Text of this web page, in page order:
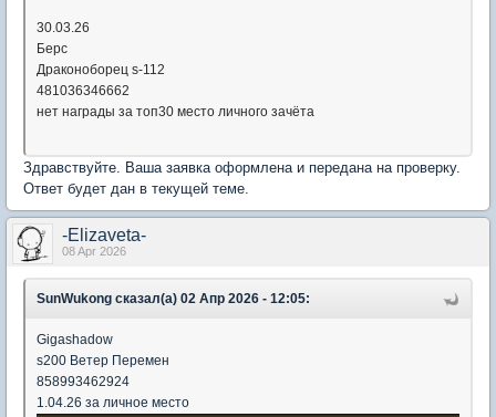
30.03.26
Берс
Драконоборец s-112
481036346662
нет награды за топ30 место личного зачёта
Здравствуйте. Ваша заявка оформлена и передана на проверку.
Ответ будет дан в текущей теме.
-Elizaveta-
08 Apr 2026
SunWukong сказал(а) 02 Апр 2026 - 12:05:
Gigashadow
s200 Ветер Перемен
858993462924
1.04.26 за личное место